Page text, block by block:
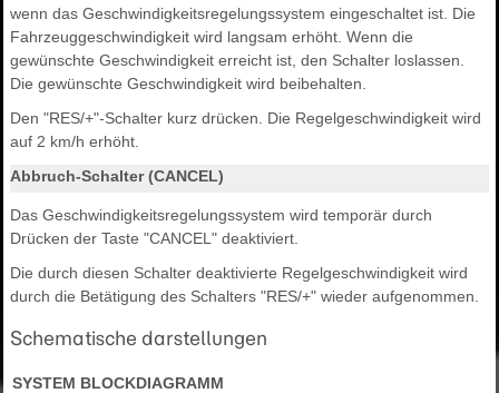
wenn das Geschwindigkeitsregelungssystem eingeschaltet ist. Die
Fahrzeuggeschwindigkeit wird langsam erhöht. Wenn die
gewünschte Geschwindigkeit erreicht ist, den Schalter loslassen.
Die gewünschte Geschwindigkeit wird beibehalten.
Den "RES/+"-Schalter kurz drücken. Die Regelgeschwindigkeit wird
auf 2 km/h erhöht.
Abbruch-Schalter (CANCEL)
Das Geschwindigkeitsregelungssystem wird temporär durch
Drücken der Taste "CANCEL" deaktiviert.
Die durch diesen Schalter deaktivierte Regelgeschwindigkeit wird
durch die Betätigung des Schalters "RES/+" wieder aufgenommen.
Schematische darstellungen
SYSTEM BLOCKDIAGRAMM